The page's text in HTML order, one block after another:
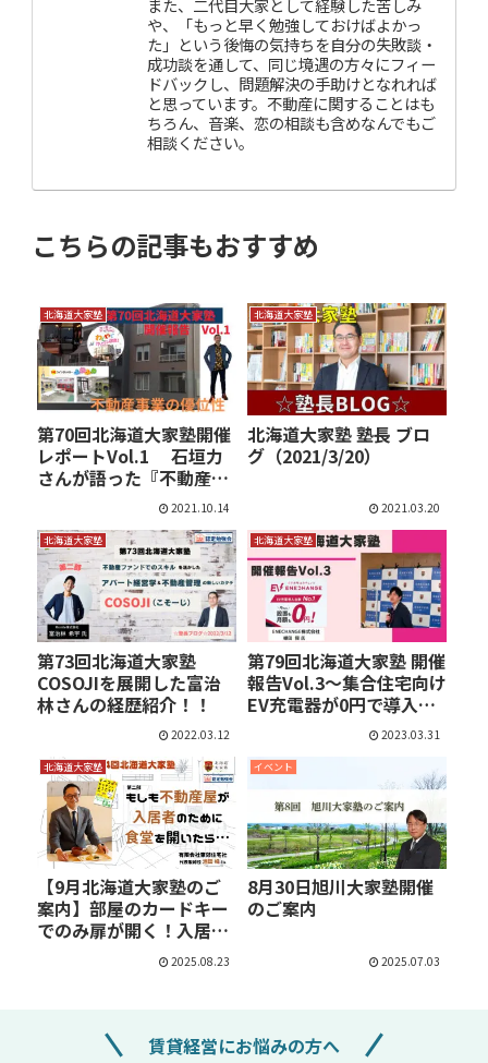
また、二代目大家として経験した苦しみ
や、「もっと早く勉強しておけばよかっ
た」という後悔の気持ちを自分の失敗談・
成功談を通して、同じ境遇の方々にフィー
ドバックし、問題解決の手助けとなれれば
と思っています。不動産に関することはも
ちろん、音楽、恋の相談も含めなんでもご
相談ください。
こちらの記事もおすすめ
北海道大家塾
第70回北海道大家塾開催
レポートVol.1 石垣力
さんが語った『不動産
2021.10.14
北海道大家塾
北海道大家塾 塾長 ブロ
グ（2021/3/20）
2021.03.20
北海道大家塾
第73回北海道大家塾
COSOJIを展開した富治
林さんの経歴紹介！！
2022.03.12
北海道大家塾
第79回北海道大家塾 開催
報告Vol.3～集合住宅向け
EV充電器が0円で導入
2023.03.31
北海道大家塾
【9月北海道大家塾のご
案内】部屋のカードキー
でのみ扉が開く！入居者
2025.08.23
イベント
8月30日旭川大家塾開催
のご案内
2025.07.03
賃貸経営にお悩みの方へ